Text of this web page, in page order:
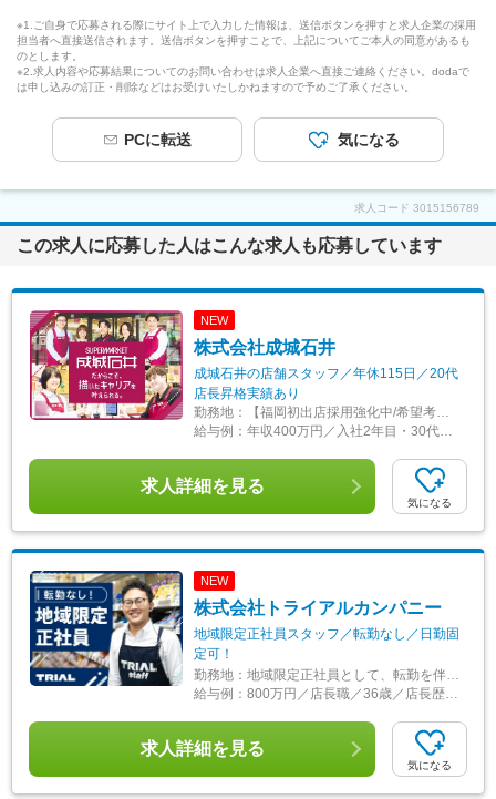
※1.ご自身で応募される際にサイト上で入力した情報は、送信ボタンを押すと求人企業の採用
担当者へ直接送信されます。送信ボタンを押すことで、上記についてご本人の同意があるも
のとします。
※2.求人内容や応募結果についてのお問い合わせは求人企業へ直接ご連絡ください。dodaで
は申し込みの訂正・削除などはお受けいたしかねますので予めご了承ください。
PCに転送 気になる
求人コード 3015156789
この求人に応募した人はこんな求人も応募しています
NEW
株式会社成城石井
成城石井の店舗スタッフ／年休115日／20代
店長昇格実績あり
勤務地：
【福岡初出店採用強化中/希望考慮/全国勤務・エリア勤務選択制】 新規出店に伴い全国各拠点にて採用強化中！ <全国の成城石井各店舗> 関東エリア:東京都・神奈川県・埼玉県・千葉県 関西エリア:大阪府・兵庫県・京都府 東海中部エリア:愛知県・岐阜県・静岡県 その他エリア:宮城県・岡山県・広島県・新潟県・群馬県・茨城県・山梨県・福岡県 ☆居住地・希望勤務地を考慮します。 ☆通勤可能圏内への配属となります。 ☆福岡県福岡市に九州エリア初出店が決定！ ＼エリア限定勤務制度あり／ それぞれの将来像やライフステージに合わせ「全国勤務」「エリア限定勤務」と選べる制度を用意しています。
給与例： 年収400万円／入社2年目・30代（月給25万円＋各種手当＋賞与）
求人詳細を見る
気になる
NEW
株式会社トライアルカンパニー
地域限定正社員スタッフ／転勤なし／日勤固
定可！
勤務地： 地域限定正社員として、転勤を伴う異動はありません。 ◆北海道 ◆東北(宮城、福島、岩手、青森) ◆関東(茨城、栃木、群馬、埼玉、千葉、山梨、神奈川) ◆中部(愛知、岐阜、三重） ◆北陸（富山、石川) ◆近畿(大阪、兵庫、奈良、滋賀) ◆中四国(鳥取、島根、岡山、山口、広島、香川) ◆九州(福岡、佐賀、長崎、大分、宮崎、熊本、鹿児島) ※ご希望のエリアをお選びください。
給与例： 800万円／店長職／36歳／店長歴8年（月給65万円＋各種手当＋賞与年2）
求人詳細を見る
気になる